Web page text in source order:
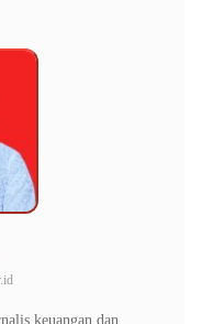
keuangan dan